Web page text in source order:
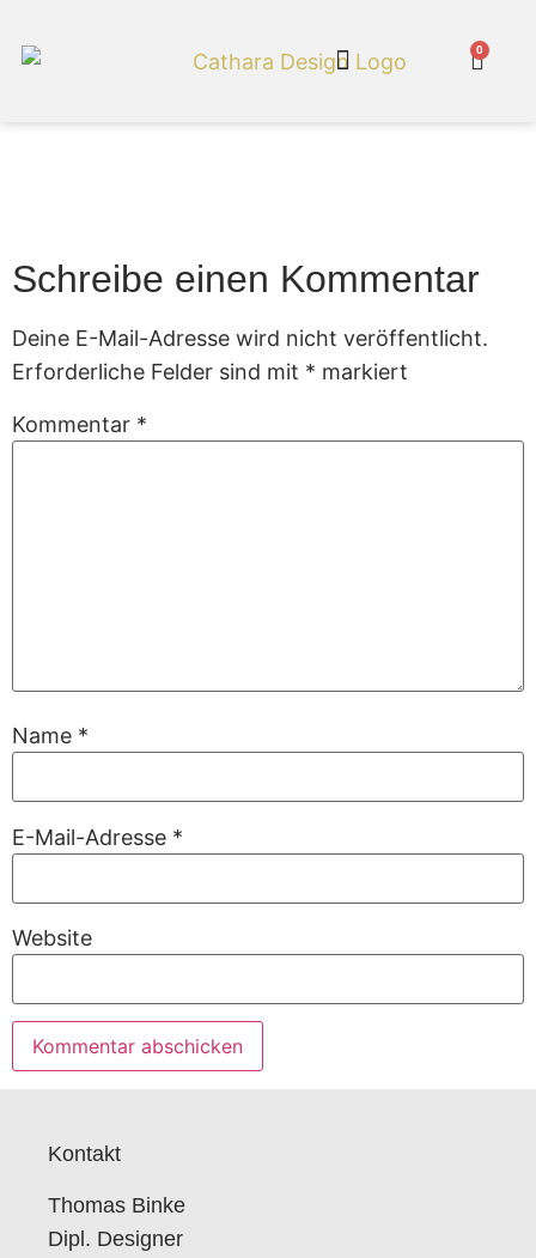
0
Schreibe einen Kommentar
Deine E-Mail-Adresse wird nicht veröffentlicht.
Erforderliche Felder sind mit * markiert
Kommentar *
Name *
E-Mail-Adresse *
Website
Kontakt
Thomas Binke
Dipl. Designer